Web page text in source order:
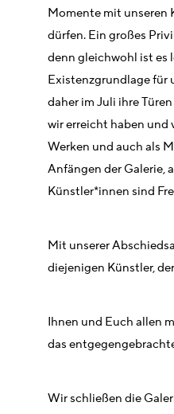
Momente mit unseren
dürfen. Ein großes
denn gleichwohl ist es
Existenzgrundlage für
daher im Juli ihre
wir erreicht haben und
Werken und auch als
Anfängen der Galerie,
Künstler*innen sind
Mit unserer
diejenigen Künstler,
Ihnen und Euch allen
das
Wir schließen die